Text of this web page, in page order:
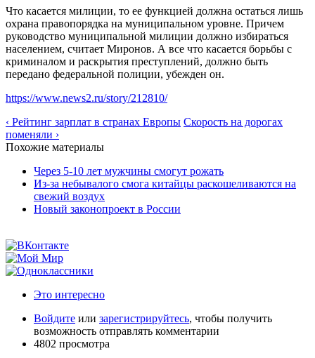
Что касается милиции, то ее функцией должна остаться лишь
охрана правопорядка на муниципальном уровне. Причем
руководство муниципальной милиции должно избираться
населением, считает Миронов. А все что касается борьбы с
криминалом и раскрытия преступлений, должно быть
передано федеральной полиции, убежден он.
https://www.news2.ru/story/212810/
‹ Рейтинг зарплат в странах Европы Скорость на дорогах
поменяли ›
Похожие материалы
Через 5-10 лет мужчины смогут рожать
Из-за небывалого смога китайцы раскошеливаются на
свежий воздух
Новый законопроект в России
Это интересно
Войдите или зарегистрируйтесь, чтобы получить
возможность отправлять комментарии
4802 просмотра